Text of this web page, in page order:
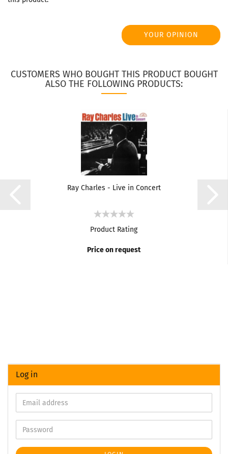
YOUR OPINION
CUSTOMERS WHO BOUGHT THIS PRODUCT BOUGHT
ALSO THE FOLLOWING PRODUCTS:
Ray Charles - Live in Concert
Product Rating
Price on request
Log in